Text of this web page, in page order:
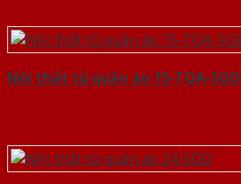
Nội thất tủ quần áo 15-TQA-SGD